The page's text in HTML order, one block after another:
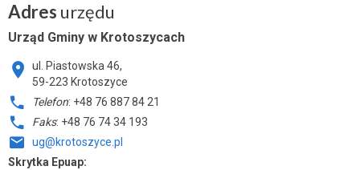
Adres urzędu
Urząd Gminy w Krotoszycach
ul. Piastowska 46,
59-223 Krotoszyce
Telefon: +48 76 887 84 21
Faks: +48 76 74 34 193
ug@krotoszyce.pl
Skrytka Epuap: